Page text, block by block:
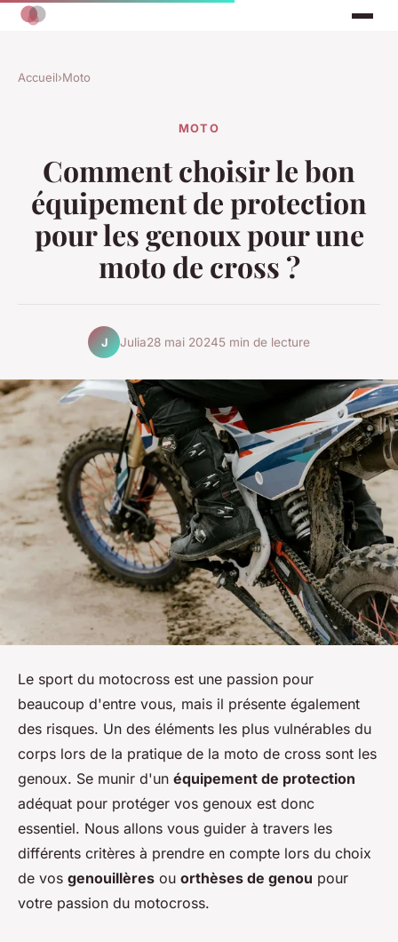
Accueil›Moto
MOTO
Comment choisir le bon
équipement de protection
pour les genoux pour une
moto de cross ?
J Julia28 mai 20245 min de lecture
Le sport du motocross est une passion pour
beaucoup d'entre vous, mais il présente également
des risques. Un des éléments les plus vulnérables du
corps lors de la pratique de la moto de cross sont les
genoux. Se munir d'un équipement de protection
adéquat pour protéger vos genoux est donc
essentiel. Nous allons vous guider à travers les
différents critères à prendre en compte lors du choix
de vos genouillères ou orthèses de genou pour
votre passion du motocross.